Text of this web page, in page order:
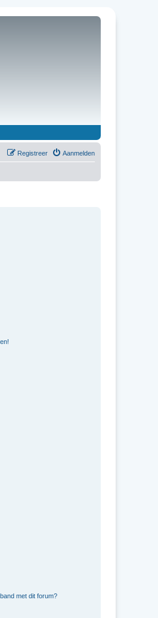
Aanmelden
Registreer
met dit forum?